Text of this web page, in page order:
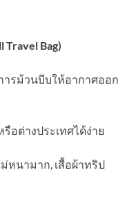
Bag)
ารม้วนบีบให้อากาศออก
อต่างประเทศได้ง่าย
ม่หนามาก, เสื้อผ้าทริป